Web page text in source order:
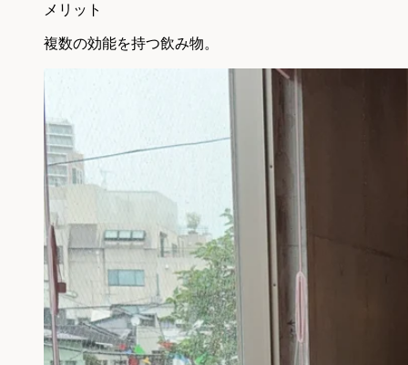
メリット
複数の効能を持つ飲み物。